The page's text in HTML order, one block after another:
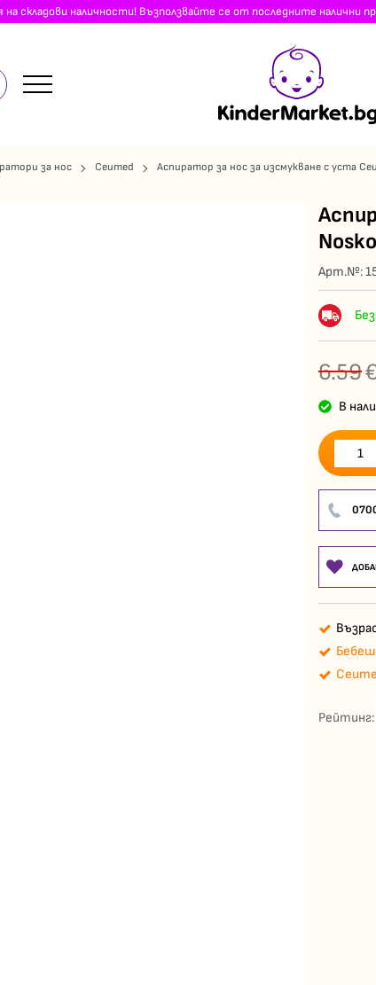
на складови наличности! Възползвайте се от последните налични
за нос Ceumed Аспиратор за нос за изсмукване с уста
Nosko
Арт.№:
6.59
В
Рейтинг: